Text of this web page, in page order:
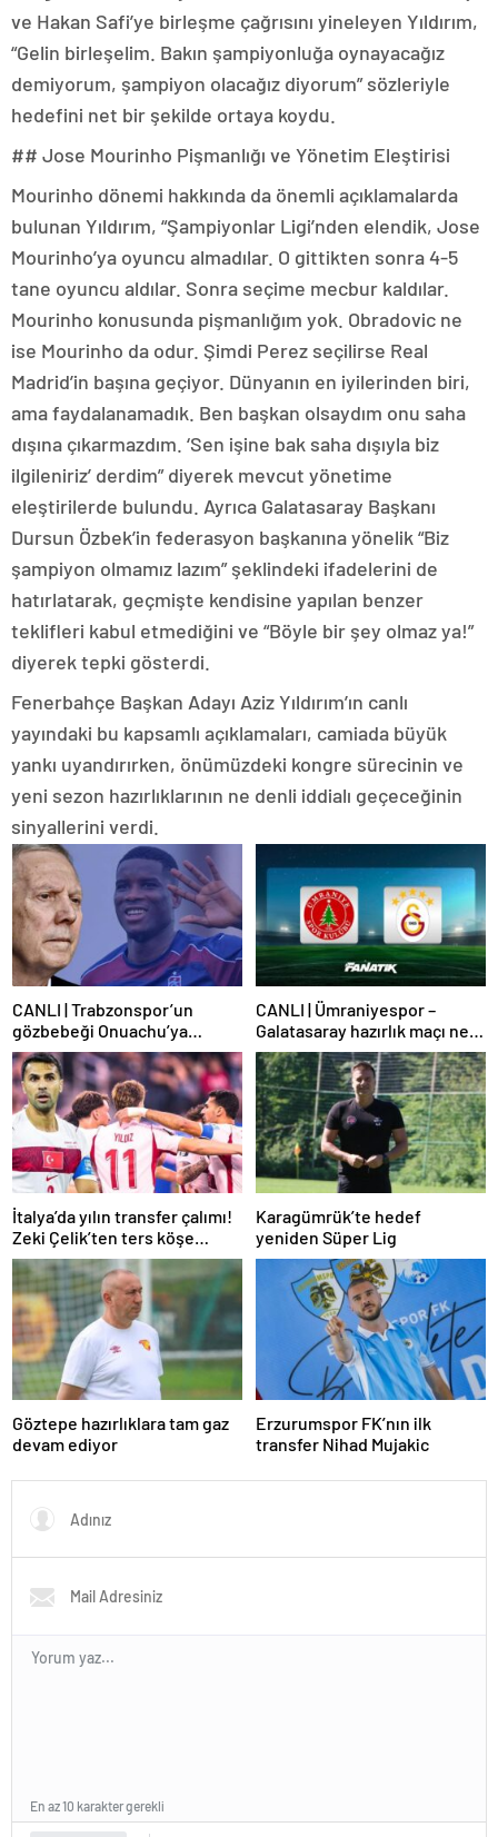
ve Hakan Safi’ye birleşme çağrısını yineleyen Yıldırım,
“Gelin birleşelim. Bakın şampiyonluğa oynayacağız
demiyorum, şampiyon olacağız diyorum” sözleriyle
hedefini net bir şekilde ortaya koydu.
## Jose Mourinho Pişmanlığı ve Yönetim Eleştirisi
Mourinho dönemi hakkında da önemli açıklamalarda
bulunan Yıldırım, “Şampiyonlar Ligi’nden elendik, Jose
Mourinho’ya oyuncu almadılar. O gittikten sonra 4-5
tane oyuncu aldılar. Sonra seçime mecbur kaldılar.
Mourinho konusunda pişmanlığım yok. Obradovic ne
ise Mourinho da odur. Şimdi Perez seçilirse Real
Madrid’in başına geçiyor. Dünyanın en iyilerinden biri,
ama faydalanamadık. Ben başkan olsaydım onu saha
dışına çıkarmazdım. ‘Sen işine bak saha dışıyla biz
ilgileniriz’ derdim” diyerek mevcut yönetime
eleştirilerde bulundu. Ayrıca Galatasaray Başkanı
Dursun Özbek’in federasyon başkanına yönelik “Biz
şampiyon olmamız lazım” şeklindeki ifadelerini de
hatırlatarak, geçmişte kendisine yapılan benzer
teklifleri kabul etmediğini ve “Böyle bir şey olmaz ya!”
diyerek tepki gösterdi.
Fenerbahçe Başkan Adayı Aziz Yıldırım’ın canlı
yayındaki bu kapsamlı açıklamaları, camiada büyük
yankı uyandırırken, önümüzdeki kongre sürecinin ve
yeni sezon hazırlıklarının ne denli iddialı geçeceğinin
sinyallerini verdi.
CANLI | Trabzonspor’un
gözbebeği Onuachu’ya
Fenerbahçe’den teklif!
Transfer piyasasını
darmaduman eden iddia
CANLI | Ümraniyespor –
Galatasaray hazırlık maçı ne
zaman, saat kaçta hangi
kanalda? Galatasaray maçı
şifresiz mi?
İtalya’da yılın transfer çalımı!
Zeki Çelik’ten ters köşe…
Karagümrük’te hedef
yeniden Süper Lig
Göztepe hazırlıklara tam gaz
devam ediyor
Erzurumspor FK’nın ilk
transfer Nihad Mujakic
En az 10 karakter gerekli